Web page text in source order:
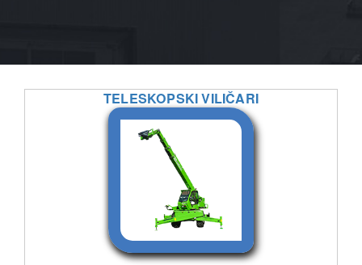
TELESKOPSKI VILIČARI